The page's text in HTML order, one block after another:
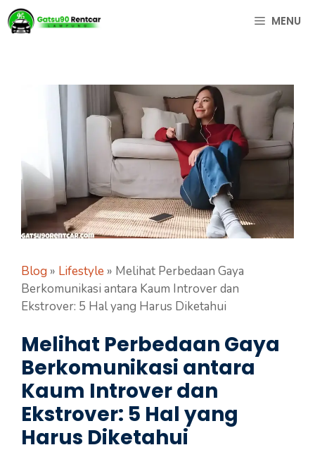
Langsung
ke
MENU
Blog » Lifestyle » Melihat Perbedaan Gaya
Berkomunikasi antara Kaum Introver dan
Ekstrover: 5 Hal yang Harus Diketahui
Melihat Perbedaan Gaya
Berkomunikasi antara
Kaum Introver dan
Ekstrover: 5 Hal yang
Harus Diketahui